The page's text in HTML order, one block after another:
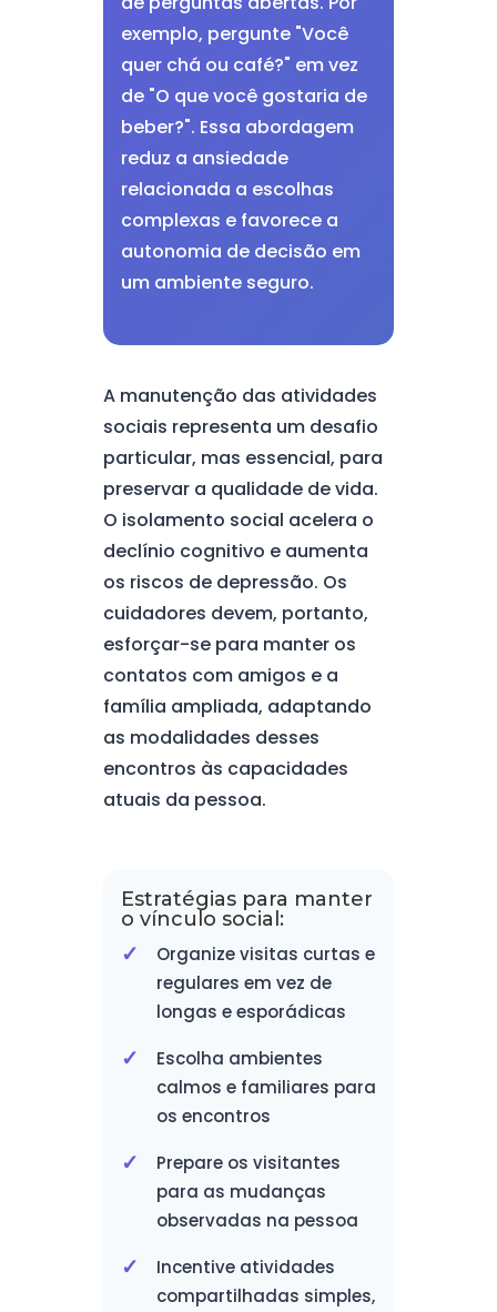
exemplo, pergunte "Você
quer chá ou café?" em vez
de "O que você gostaria de
beber?". Essa abordagem
reduz a ansiedade
relacionada a escolhas
complexas e favorece a
autonomia de decisão em
um ambiente seguro.
A manutenção das atividades
sociais representa um desafio
particular, mas essencial, para
preservar a qualidade de vida.
O isolamento social acelera o
declínio cognitivo e aumenta
os riscos de depressão. Os
cuidadores devem, portanto,
esforçar-se para manter os
contatos com amigos e a
família ampliada, adaptando
as modalidades desses
encontros às capacidades
atuais da pessoa.
Estratégias para manter
o vínculo social:
Organize visitas curtas e
regulares em vez de
longas e esporádicas
Escolha ambientes
calmos e familiares para
os encontros
Prepare os visitantes
para as mudanças
observadas na pessoa
Incentive atividades
compartilhadas simples,